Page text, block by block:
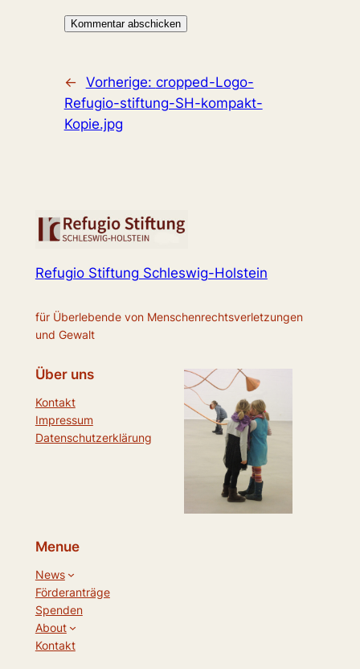
← Vorherige: cropped-Logo-
Refugio-stiftung-SH-kompakt-
Kopie.jpg
Refugio Stiftung Schleswig-Holstein
für Überlebende von Menschenrechtsverletzungen
und Gewalt
Über uns
Kontakt
Impressum
Datenschutzerklärung
Menue
News
Förderanträge
Spenden
About
Kontakt